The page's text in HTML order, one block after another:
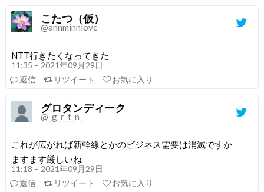
こたつ（仮）
@annminnlove
NTT行きたくなってきた
11:35 – 2021年09月29日
返信
リツイート お気に入り
グロタンディーク
@_g_r_t_n_
これが広がれば新幹線とかのビジネス需要は消滅ですか
ますます厳しいね
11:18 – 2021年09月29日
返信
リツイート お気に入り